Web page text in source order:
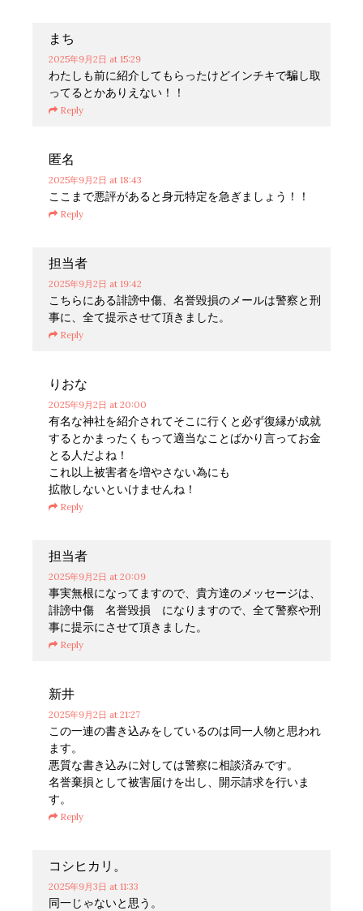
まち
2025年9月2日 at 15:29
わたしも前に紹介してもらったけどインチキで騙し取
ってるとかありえない！！
Reply
匿名
2025年9月2日 at 18:43
ここまで悪評があると身元特定を急ぎましょう！！
Reply
担当者
2025年9月2日 at 19:42
こちらにある誹謗中傷、名誉毀損のメールは警察と刑
事に、全て提示させて頂きました。
Reply
りおな
2025年9月2日 at 20:00
有名な神社を紹介されてそこに行くと必ず復縁が成就
するとかまったくもって適当なことばかり言ってお金
とる人だよね！
これ以上被害者を増やさない為にも
拡散しないといけませんね！
Reply
担当者
2025年9月2日 at 20:09
事実無根になってますので、貴方達のメッセージは、
誹謗中傷 名誉毀損 になりますので、全て警察や刑
事に提示にさせて頂きました。
Reply
新井
2025年9月2日 at 21:27
この一連の書き込みをしているのは同一人物と思われ
ます。
悪質な書き込みに対しては警察に相談済みです。
名誉棄損として被害届けを出し、開示請求を行いま
す。
Reply
コシヒカリ。
2025年9月3日 at 11:33
同一じゃないと思う。